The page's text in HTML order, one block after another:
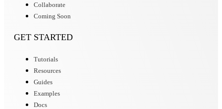
Collaborate
Coming Soon
GET STARTED
Tutorials
Resources
Guides
Examples
Docs